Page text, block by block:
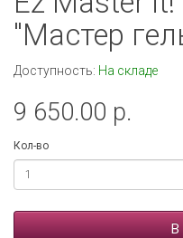
"Мастер
Доступность: На складе
9 650.00 р.
Кол-во
В